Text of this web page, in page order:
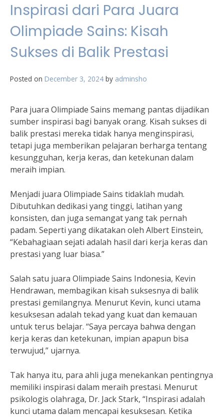
Inspirasi dari Para Juara
Olimpiade Sains: Kisah
Sukses di Balik Prestasi
Posted on December 3, 2024 by adminsho
Para juara Olimpiade Sains memang pantas dijadikan
sumber inspirasi bagi banyak orang. Kisah sukses di
balik prestasi mereka tidak hanya menginspirasi,
tetapi juga memberikan pelajaran berharga tentang
kesungguhan, kerja keras, dan ketekunan dalam
meraih impian.
Menjadi juara Olimpiade Sains tidaklah mudah.
Dibutuhkan dedikasi yang tinggi, latihan yang
konsisten, dan juga semangat yang tak pernah
padam. Seperti yang dikatakan oleh Albert Einstein,
“Kebahagiaan sejati adalah hasil dari kerja keras dan
prestasi yang luar biasa.”
Salah satu juara Olimpiade Sains Indonesia, Kevin
Hendrawan, membagikan kisah suksesnya di balik
prestasi gemilangnya. Menurut Kevin, kunci utama
kesuksesan adalah tekad yang kuat dan kemauan
untuk terus belajar. “Saya percaya bahwa dengan
kerja keras dan ketekunan, impian apapun bisa
terwujud,” ujarnya.
Tak hanya itu, para ahli juga menekankan pentingnya
memiliki inspirasi dalam meraih prestasi. Menurut
psikologis olahraga, Dr. Jack Stark, “Inspirasi adalah
kunci utama dalam mencapai kesuksesan. Ketika